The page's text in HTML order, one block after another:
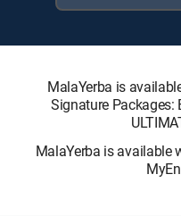
MalaYerba is
Signature Packages:
MalaYerba is available